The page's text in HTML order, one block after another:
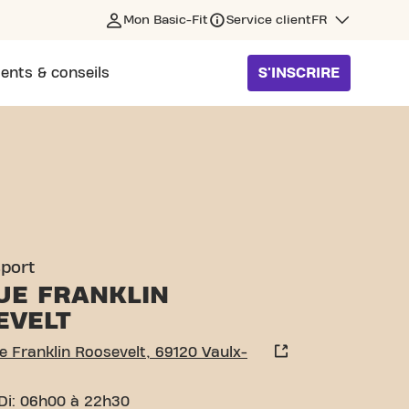
Mon Basic-Fit Service client FR
& conseils S'INSCRIRE
VAULX-EN-VELIN
FRANKLIN
Franklin Roosevelt, 69120 Vaulx-
06h00 à 22h30